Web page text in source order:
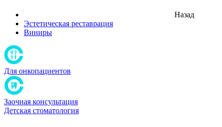
Назад
Эстетическая реставрация
Виниры
Для онкопациентов
Заочная консультация
Детская стоматология